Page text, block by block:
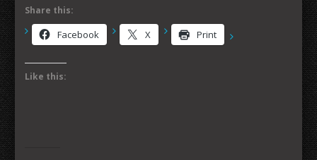
Share this:
Facebook X Print
Like this: